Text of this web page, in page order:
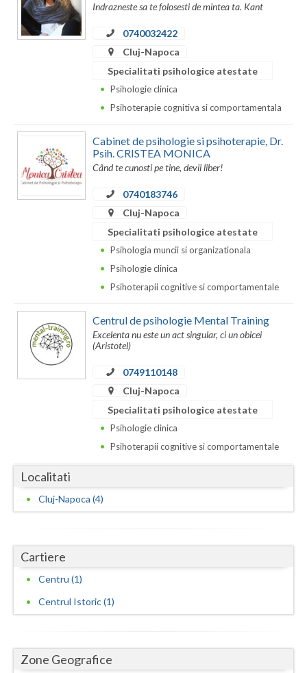
Covasna
Dambovita
Harghita
Hunedoara
Maramures
Mehedinti
Mures
Salaj
Satu-Mare
Suceava
Teleorman
Valcea
Indrazneste sa te folosesti de mintea ta. Kant
0740032422
Cluj-Napoca
Specialitati psihologice atestate
Psihologie clinica
Psihoterapie cognitiva si comportamentala
Cabinet de psihologie si psihoterapie, Dr.
Psih. CRISTEA MONICA
Când te cunosti pe tine, devii liber!
0740183746
Cluj-Napoca
Specialitati psihologice atestate
Psihologia muncii si organizationala
Psihologie clinica
Psihoterapii cognitive si comportamentale
Centrul de psihologie Mental Training
Excelenta nu este un act singular, ci un obicei
(Aristotel)
0749110148
Cluj-Napoca
Specialitati psihologice atestate
Psihologie clinica
Psihoterapii cognitive si comportamentale
Localitati
Cluj-Napoca (4)
Cartiere
Centru (1)
Centrul Istoric (1)
Zone Geografice